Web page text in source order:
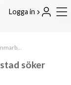
Logga in
Sjöstadsdoktorn i Hammarby sjöstad söker distriktssköterska!
söker